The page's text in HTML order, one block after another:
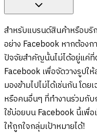
สำหรับแบรนด์สินค้าหรือบริ
อย่าง Facebook หากต้องก
ปัจจัยสำคัญนั้นไม่ได้อยู่แค่ที่
Facebook เพื่อจัดวางรูปใ
มองข้ามไปไม่ได้เช่นกัน โด
หรือคนอื่นๆ ที่ทำงานร่วมกั
ใช้บ่อยบน Facebook นี้เพื่อ
ให้ถูกใจกลุ่มเป้าหมายได้!